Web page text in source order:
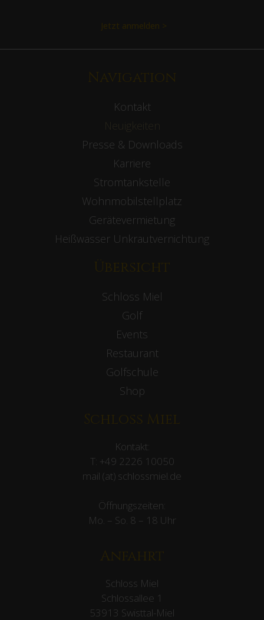
Jetzt anmelden >
Navigation
Kontakt
Presse & Downloads
Karriere
Stromtankstelle
Wohnmobilstellplatz
Gerätevermietung
Heißwasser Unkrautvernichtung
Übersicht
Schloss Miel
Golf
Events
Restaurant
Golfschule
Shop
Schloss Miel
Kontakt:
T: +49 2226 10050
mail (at) schlossmiel.de
Öffnungszeiten:
Mo. – So. 8 – 18 Uhr
Anfahrt
Schloss Miel
Schlossallee 1
53913 Swisttal-Miel